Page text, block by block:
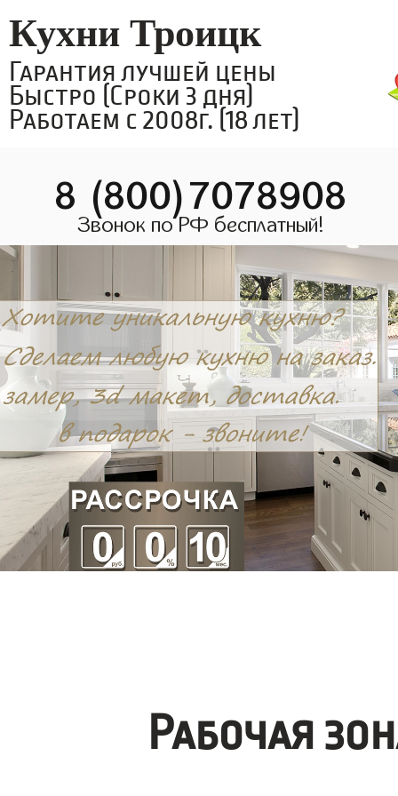
Кухни Троицк
Гарантия лучшей цены
Быстро (Сроки 3 дня)
Работаем с 2008г. (18 лет)
8 (800)7078908
Звонок по РФ бесплатный!
Рабочая